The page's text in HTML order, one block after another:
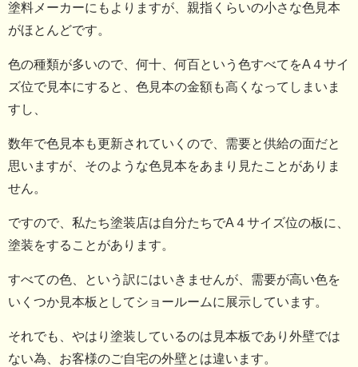
塗料メーカーにもよりますが、親指くらいの小さな色見本
がほとんどです。
色の種類が多いので、何十、何百という色すべてをA４サイ
ズ位で見本にすると、色見本の金額も高くなってしまいま
すし、
数年で色見本も更新されていくので、需要と供給の面だと
思いますが、そのような色見本をあまり見たことがありま
せん。
ですので、私たち塗装店は自分たちでA４サイズ位の板に、
塗装をすることがあります。
すべての色、という訳にはいきませんが、需要が高い色を
いくつか見本板としてショールームに展示しています。
それでも、やはり塗装しているのは見本板であり外壁では
ない為、お客様のご自宅の外壁とは違います。